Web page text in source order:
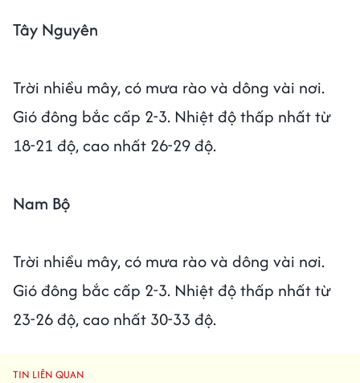
Tây Nguyên
Trời nhiều mây, có mưa rào và dông vài nơi.
Gió đông bắc cấp 2-3. Nhiệt độ thấp nhất từ
18-21 độ, cao nhất 26-29 độ.
Nam Bộ
Trời nhiều mây, có mưa rào và dông vài nơi.
Gió đông bắc cấp 2-3. Nhiệt độ thấp nhất từ
23-26 độ, cao nhất 30-33 độ.
TIN LIÊN QUAN